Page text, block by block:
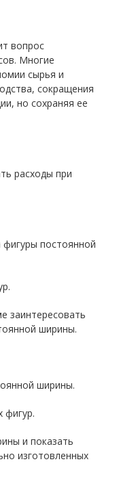
вопрос
Многие
сырья и
сокращения
но сохраняя ее
расходы при
постоянной
заинтересовать
ширины.
ширины.
фигур.
и показать
изготовленных